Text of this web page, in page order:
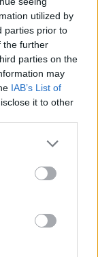
utilized by
parties prior to
the further
parties on the
may
IAB’s List of
it to other
more Google
may click to
party tags to
below Google
és Anita
a 2018-
5:05